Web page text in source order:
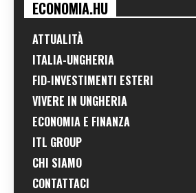
ECONOMIA.HU
ATTUALITÀ
ITALIA-UNGHERIA
FID-INVESTIMENTI ESTERI
VIVERE IN UNGHERIA
ECONOMIA E FINANZA
ITL GROUP
CHI SIAMO
CONTATTACI